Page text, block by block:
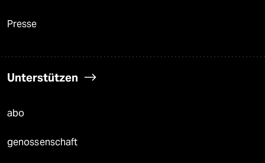
Presse
Unterstützen
abo
genossenschaft